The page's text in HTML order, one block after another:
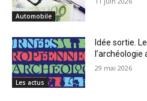
Automobile
Les actus
Idée sortie.
29 mai 2026